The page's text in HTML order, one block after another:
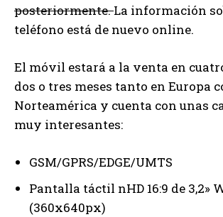
posteriormente.La información
teléfono está de nuevo online.
El móvil estará a la venta en
dos o tres meses tanto en Europa
Norteamérica y cuenta con unas
muy interesantes:
GSM/GPRS/EDGE/UMTS
Pantalla táctil nHD 16:9 de 3,2»
(360x640px)